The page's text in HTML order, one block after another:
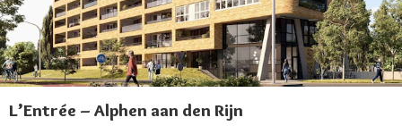
L’Entrée – Alphen aan den Rijn